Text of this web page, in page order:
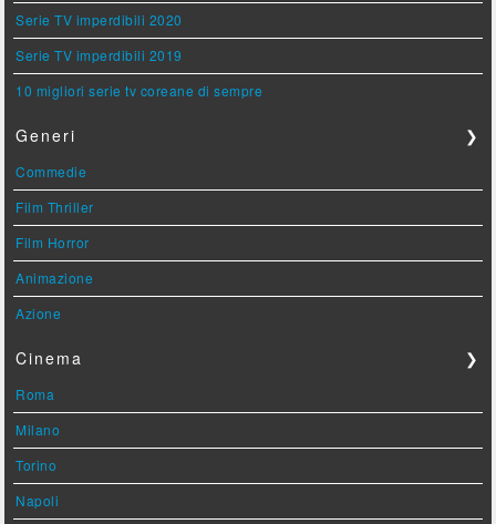
Serie TV imperdibili 2020
Serie TV imperdibili 2019
10 migliori serie tv coreane di sempre
Generi ❯
Commedie
Film Thriller
Film Horror
Animazione
Azione
Cinema ❯
Roma
Milano
Torino
Napoli